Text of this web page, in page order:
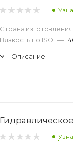
Страна изготовления
Вязкость по ISO —
Описание